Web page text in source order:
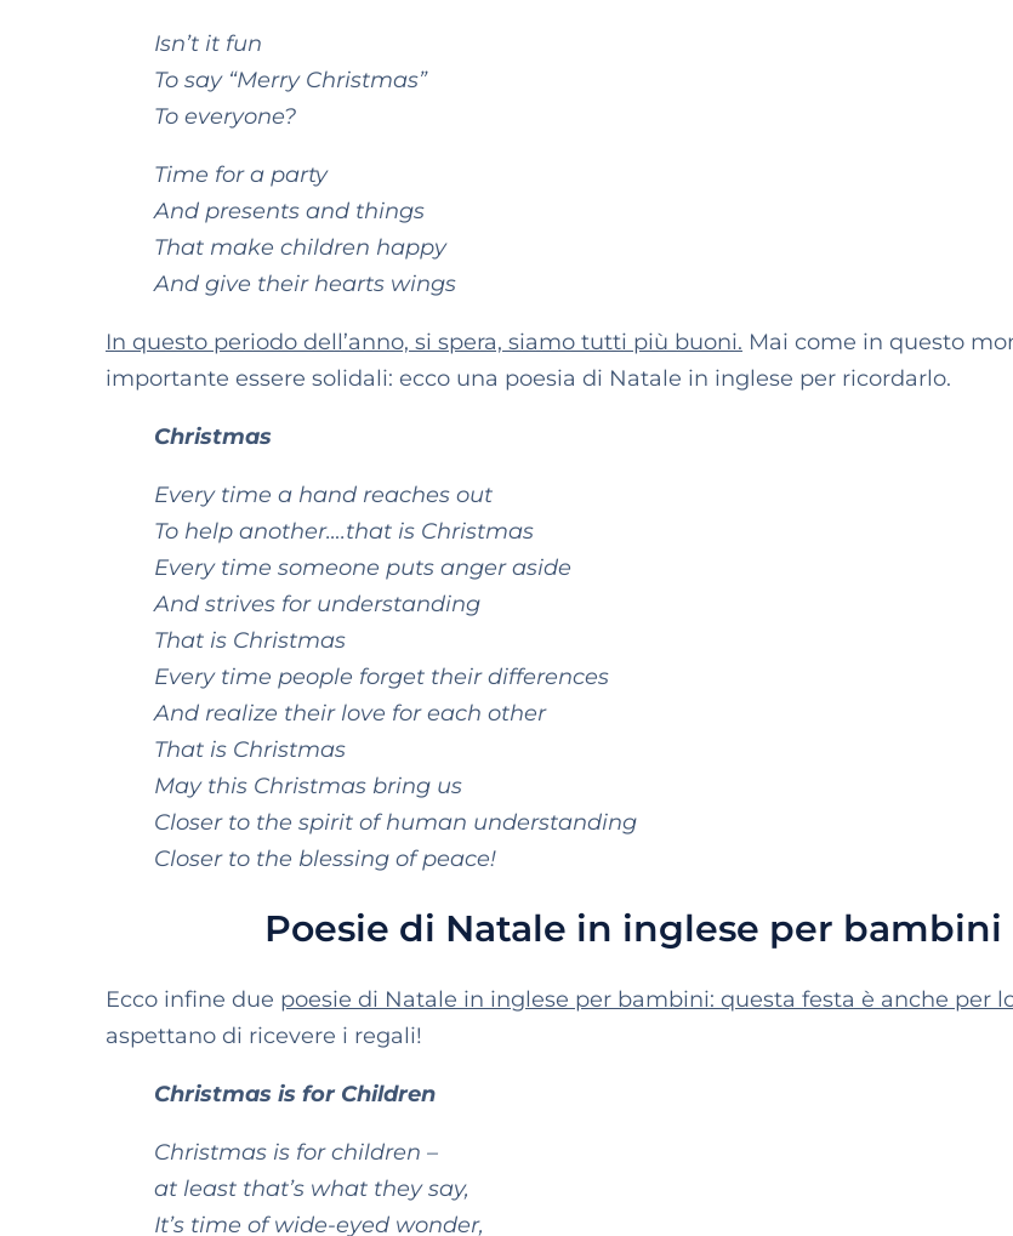
Isn’t it fun
To say “Merry Christmas”
To everyone?
Time for a party
And presents and things
That make children happy
And give their hearts wings
In questo periodo dell’anno, si spera, siamo tutti più buoni. Mai come in questo
importante essere solidali: ecco una poesia di Natale in inglese per ricordarlo.
Christmas
Every time a hand reaches out
To help another….that is Christmas
Every time someone puts anger aside
And strives for understanding
That is Christmas
Every time people forget their differences
And realize their love for each other
That is Christmas
May this Christmas bring us
Closer to the spirit of human understanding
Closer to the blessing of peace!
Poesie di Natale in inglese per bambini
Ecco infine due poesie di Natale in inglese per bambini: questa festa è anche per
aspettano di ricevere i regali!
Christmas is for Children
Christmas is for children –
at least that’s what they say,
It’s time of wide-eyed wonder,